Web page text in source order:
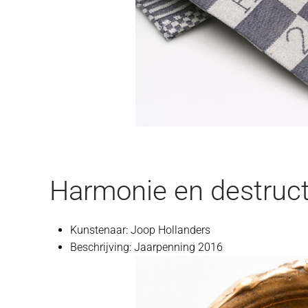
Harmonie en
Kunstenaar: Joop Hollanders
Beschrijving: Jaarpenning 2016